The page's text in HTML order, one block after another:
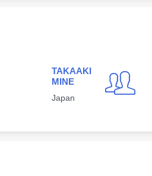
TAKAAKI
MINE
Japan